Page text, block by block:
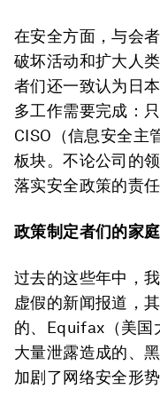
在安全方面，与会
破坏活动和扩大人
者们还一致认为日
多工作需要完成：
CISO（信息安全主
板块。不论公司的
落实安全政策的责任
政策制定者们的家
过去的这些年中，
虚假的新闻报道，
的、Equifax（美国
大量泄露造成的、
加剧了网络安全形